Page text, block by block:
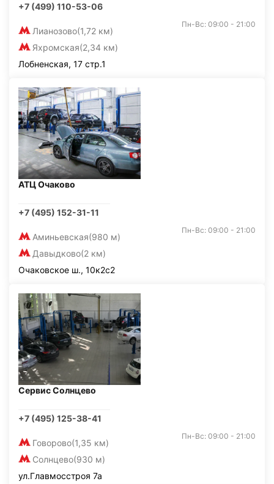
+7 (499) 110-53-06
Лианозово(1,72 км)
Яхромская(2,34 км)
Пн-Вс: 09:00 - 21:00
Лобненская, 17 стр.1
АТЦ Очаково
+7 (495) 152-31-11
Аминьевская(980 м)
Давыдково(2 км)
Пн-Вс: 09:00 - 21:00
Очаковское ш., 10к2с2
Сервис Солнцево
+7 (495) 125-38-41
Говорово(1,35 км)
Солнцево(930 м)
Пн-Вс: 09:00 - 21:00
ул.Главмосстроя 7а